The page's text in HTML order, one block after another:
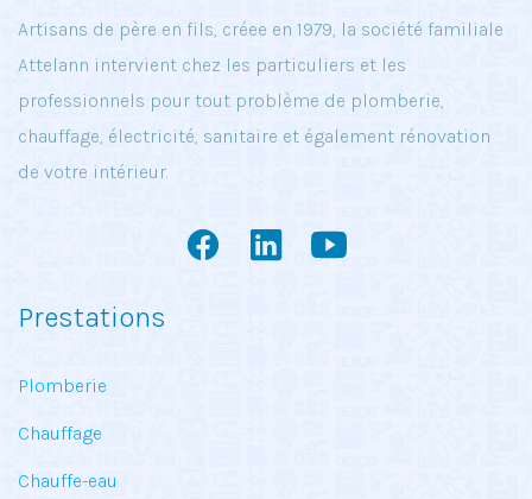
Artisans de père en fils, créee en 1979, la société familiale
Attelann intervient chez les particuliers et les
professionnels pour tout problème de plomberie,
chauffage, électricité, sanitaire et également rénovation
de votre intérieur.
Prestations
Plomberie
Chauffage
Chauffe-eau